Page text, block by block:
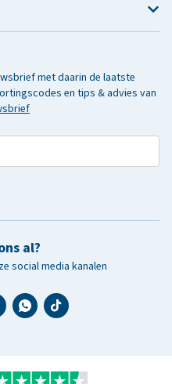
met daarin de laatste
en tips & advies van
al?
social media kanalen